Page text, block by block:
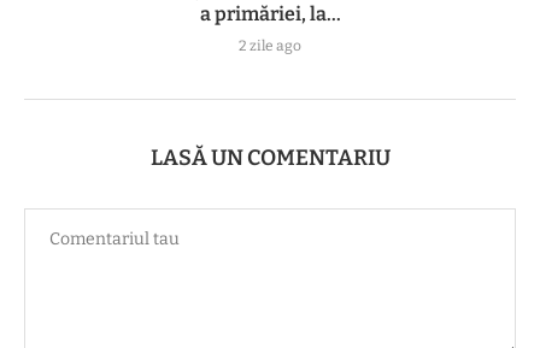
a primăriei, la...
2 zile ago
LASĂ UN COMENTARIU